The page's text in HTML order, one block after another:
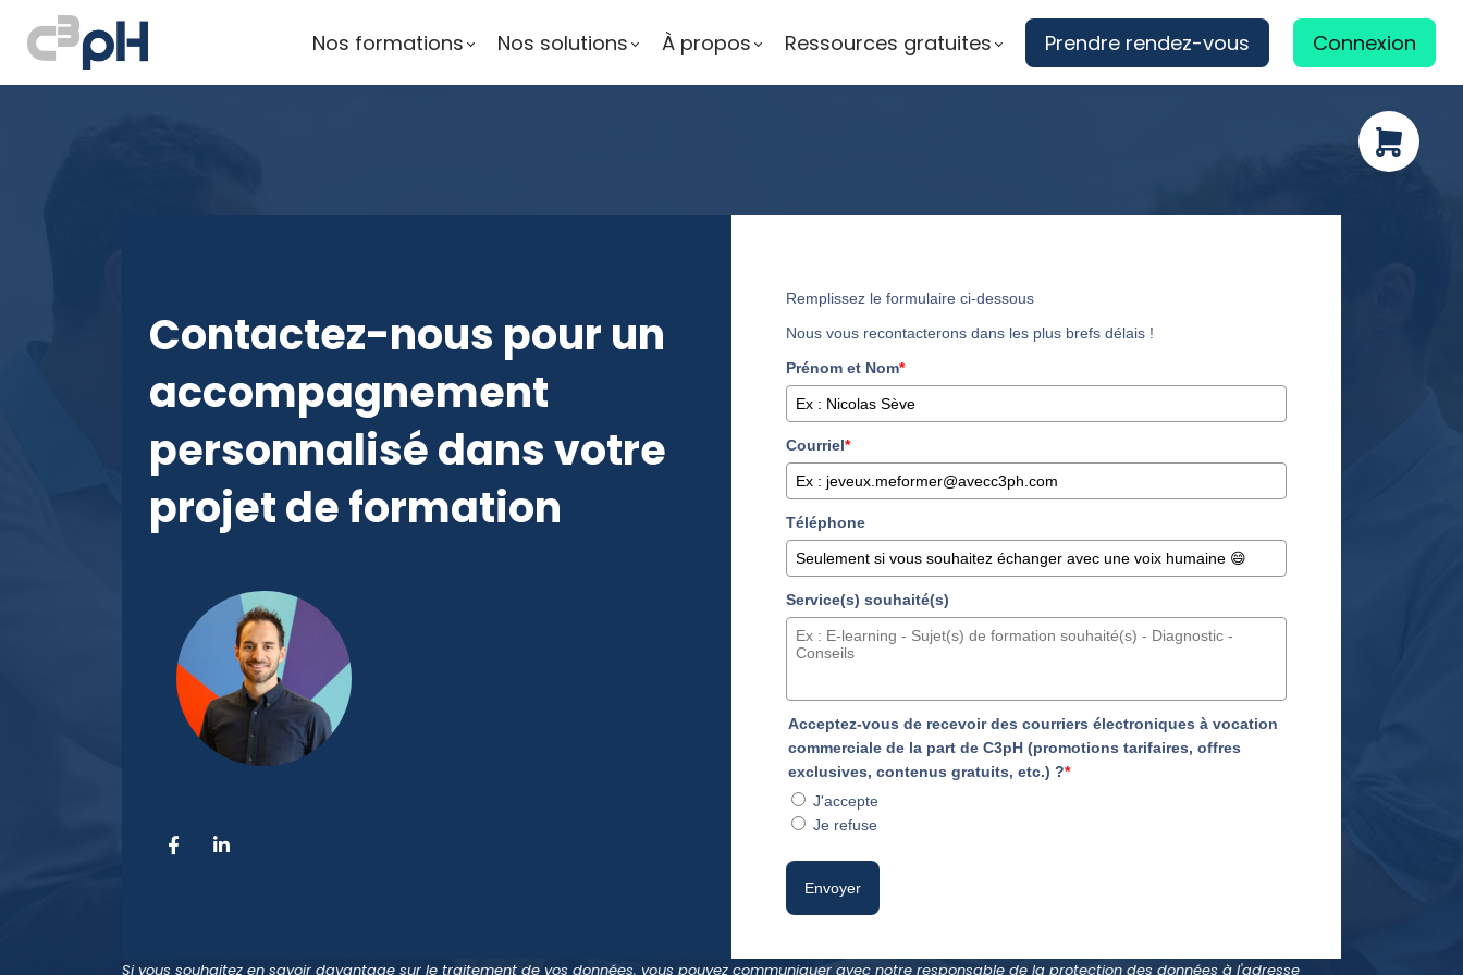
Nos formations Nos solutions À propos Ressources gratuites Prendre rendez-vous Connexion
Contactez-nous pour un
accompagnement
personnalisé dans votre
projet de formation
Remplissez le formulaire ci-dessous
Nous vous recontacterons dans les plus brefs délais !
Prénom et Nom*
Courriel*
Téléphone
Service(s) souhaité(s)
Acceptez-vous de recevoir des courriers électroniques à vocation
commerciale de la part de C3pH (promotions tarifaires, offres
exclusives, contenus gratuits, etc.) ?*
J'accepte
Je refuse
Envoyer
Si vous souhaitez en savoir davantage sur le traitement de vos données, vous pouvez communiquer avec notre responsable de la protection des données à l'adresse